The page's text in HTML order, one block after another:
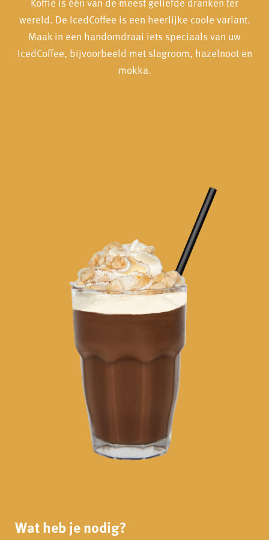
wereld. De IcedCoffee is een heerlijke coole variant.
Maak in een handomdraai iets speciaals van uw
IcedCoffee, bijvoorbeeld met slagroom, hazelnoot en
mokka.
Wat heb je nodig?